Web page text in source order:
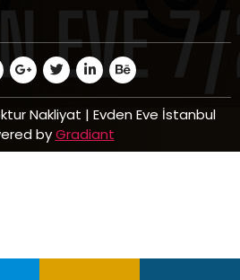
Nakliyat | Evden Eve İstanbul
byGradiant